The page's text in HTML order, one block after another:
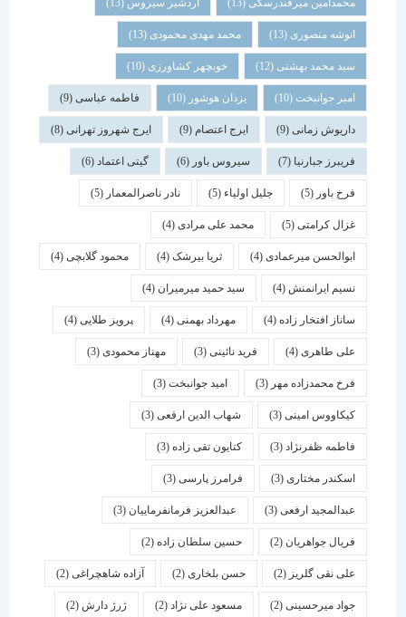
محمدامین میرفندرسکی(13) اردشیر سیروس(13)
انوشه منصوری(13) محمد مهدی محمودی(13)
سید محمد بهشتی(12) خوبچهر کشاورزی (10)
امیر جوانبخت(10) یزدان هوشور(10) فاطمه عباسی(9)
داریوش زمانی(9) ایرج اعتصام(9) ایرج شهروز تهرانی (8)
فریبرز جبارنیا(7) سیروس باور(6) گیتی اعتماد(6)
فرخ باور(5) جلیل اولیاء(5) نادر ناصرالمعمار(5)
غزال کرامتی(5) محمد علی مرادی (4)
ابوالحسن میرعمادی(4) ثریا بیرشک(4) محمود گلابچی(4)
نسیم ایرانمنش(4) سید حمید میرمیران(4)
ساناز افتخار زاده (4) مهرداد بهمنی(4) پرویز طلایی(4)
علی طاهری(4) فرید نائینی(3) مهناز محمودی(3)
فرخ محمدزاده مهر(3) امید جوانبخت(3)
کیکاووس امینی(3) شهاب الدین ارفعی(3)
فاطمه ظفرنژاد(3) کتایون تقی زاده (3)
اسكندر مختاری(3) فرامرز پارسی(3)
عبدالمجید ارفعی(3) عبدالعزیز فرمانفرماییان(3)
فریال جواهریان (2) حسین سلطان زاده (2)
علی نقی گلریز(2) حسن بلخاری(2) آزاده شاهچراغی (2)
جواد میرحسینی(2) مسعود علی نژاد(2) ژرژ دارش (2)